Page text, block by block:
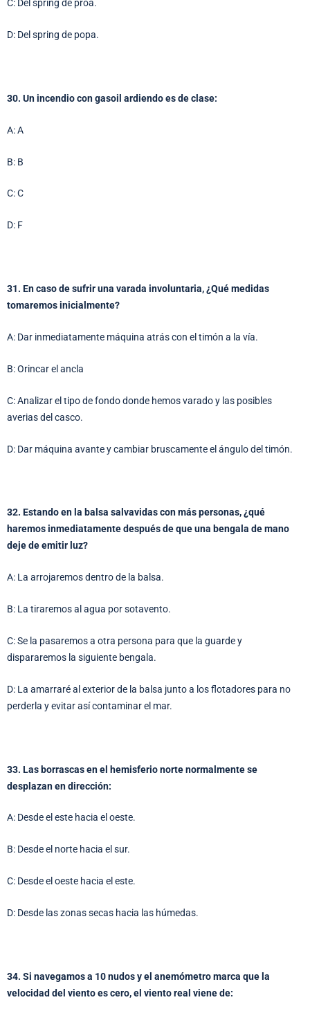
C: Del spring de proa.
D: Del spring de popa.
30. Un incendio con gasoil ardiendo es de clase:
A: A
B: B
C: C
D: F
31. En caso de sufrir una varada involuntaria, ¿Qué medidas
tomaremos inicialmente?
A: Dar inmediatamente máquina atrás con el timón a la vía.
B: Orincar el ancla
C: Analizar el tipo de fondo donde hemos varado y las posibles
averias del casco.
D: Dar máquina avante y cambiar bruscamente el ángulo del timón.
32. Estando en la balsa salvavidas con más personas, ¿qué
haremos inmediatamente después de que una bengala de mano
deje de emitir luz?
A: La arrojaremos dentro de la balsa.
B: La tiraremos al agua por sotavento.
C: Se la pasaremos a otra persona para que la guarde y
dispararemos la siguiente bengala.
D: La amarraré al exterior de la balsa junto a los flotadores para no
perderla y evitar así contaminar el mar.
33. Las borrascas en el hemisferio norte normalmente se
desplazan en dirección:
A: Desde el este hacia el oeste.
B: Desde el norte hacia el sur.
C: Desde el oeste hacia el este.
D: Desde las zonas secas hacia las húmedas.
34. Si navegamos a 10 nudos y el anemómetro marca que la
velocidad del viento es cero, el viento real viene de: